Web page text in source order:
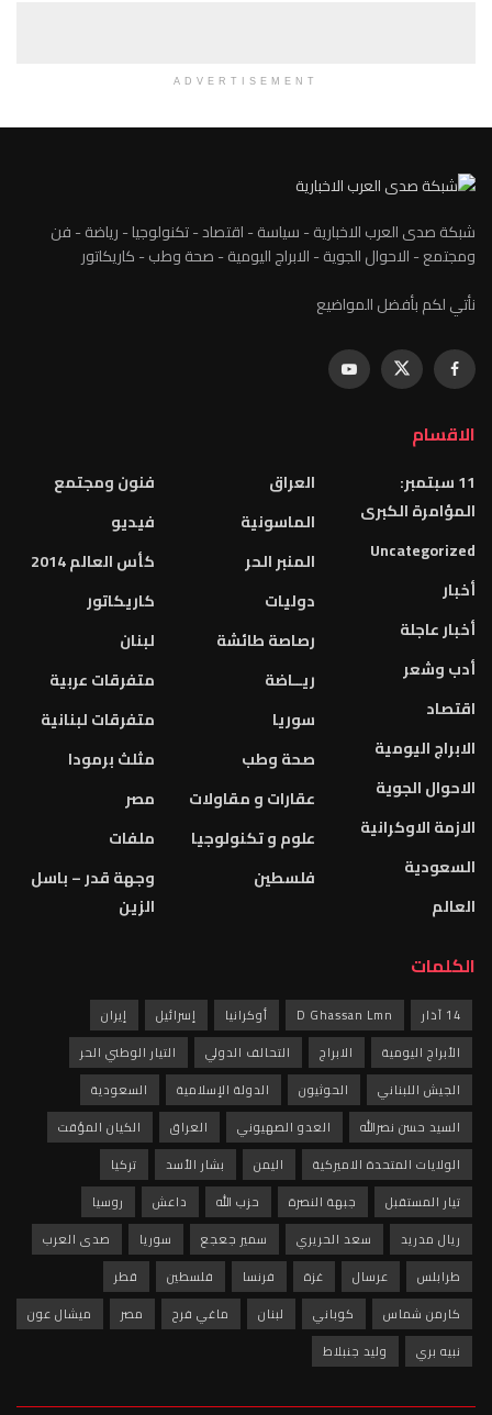
ADVERTISEMENT
شبكة صدى العرب الاخبارية - سياسة - اقتصاد - تكنولوجيا - رياضة - فن
ومجتمع - الاحوال الجوية - الابراج اليومية - صحة وطب - كاريكاتور
نأتي لكم بأفضل المواضيع
الاقسام
11 سبتمبر:
المؤامرة الكبرى
Uncategorized
أخبار
أخبار عاجلة
أدب وشعر
اقتصاد
الابراج اليومية
الاحوال الجوية
الازمة الاوكرانية
السعودية
العالم
العراق
الماسونية
المنبر الحر
دوليات
رصاصة طائشة
ريــاضة
سوريا
صحة وطب
عقارات و مقاولات
علوم و تكنولوجيا
فلسطين
فنون ومجتمع
فيديو
كأس العالم 2014
كاريكاتور
لبنان
متفرقات عربية
متفرقات لبنانية
مثلث برمودا
مصر
ملفات
وجهة قدر – باسل
الزين
الكلمات
14 آذار D Ghassan Lmn أوكرانيا إسرائيل
إيران
الأبراج اليومية
الابراج التحالف الدولي
التيار الوطني الحر
الجيش اللبناني
الحوثيون الدولة الإسلامية
السعودية
السيد حسن نصرالله
العدو الصهيوني العراق
الكيان المؤقت
الولايات المتحدة الاميركية
اليمن بشار الأسد
تركيا
تيار المستقبل
جبهة النصرة حزب الله داعش
روسيا
ريال مدريد
سعد الحريري سمير جعجع سوريا
صدى العرب
طرابلس
عرسال غزة فرنسا فلسطين
قطر
كارمن شماس
كوباني لبنان ماغي فرح مصر
ميشال عون
نبيه بري
وليد جنبلاط